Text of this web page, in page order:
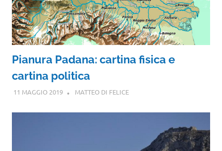
Pianura Padana: cartina fisica e
cartina politica
11 MAGGIO 2019 MATTEO DI FELICE